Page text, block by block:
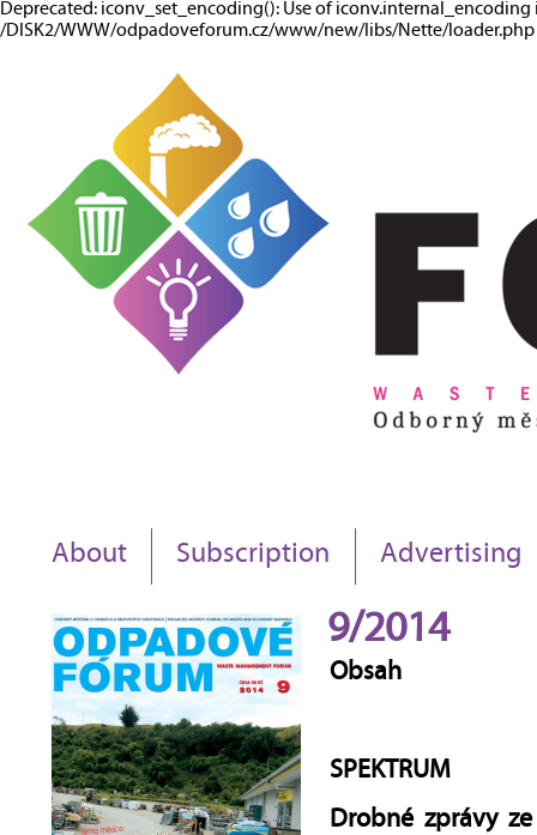
Deprecated: iconv_set_encoding(): Use of iconv.internal_encoding
/DISK2/WWW/odpadoveforum.cz/www/new/libs/Nette/loader.php
About Subscription Advertising
9/2014
Obsah
SPEKTRUM
Drobné zprávy